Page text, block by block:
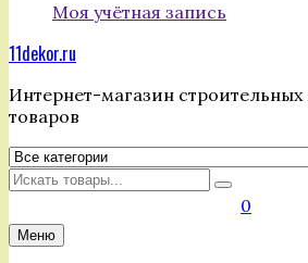
Моя учётная запись
11dekor.ru
Интернет-магазин строительных
товаров
Искать
0
Меню